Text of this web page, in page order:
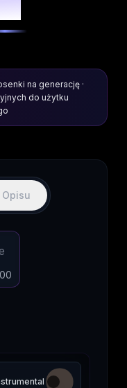
na generację ·
do użytku
Opisu